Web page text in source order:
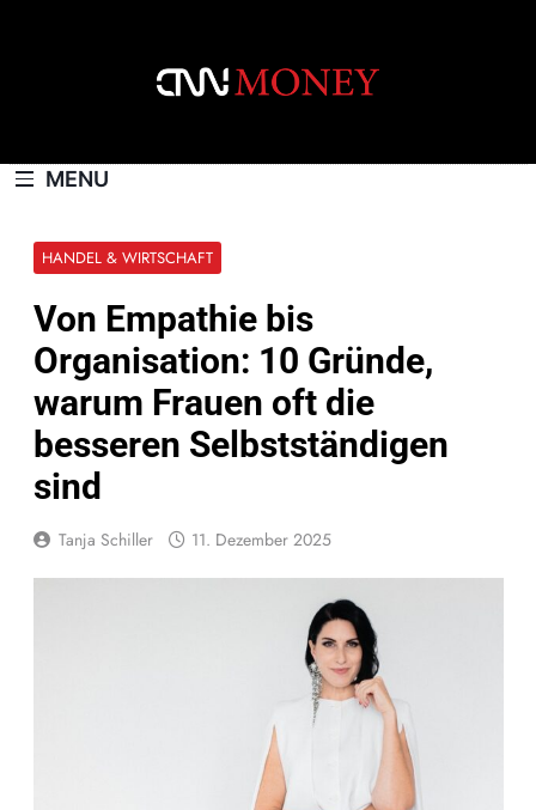
MENU
HANDEL & WIRTSCHAFT
Von Empathie bis
Organisation: 10 Gründe,
warum Frauen oft die
besseren Selbstständigen
sind
Tanja Schiller 11. Dezember 2025